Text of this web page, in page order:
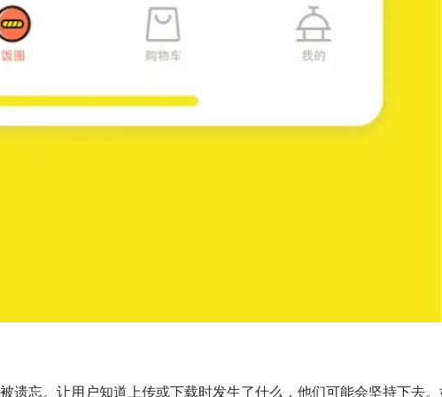
遗忘。让用户知道上传或下载时发生了什么，他们可能会坚持下去。